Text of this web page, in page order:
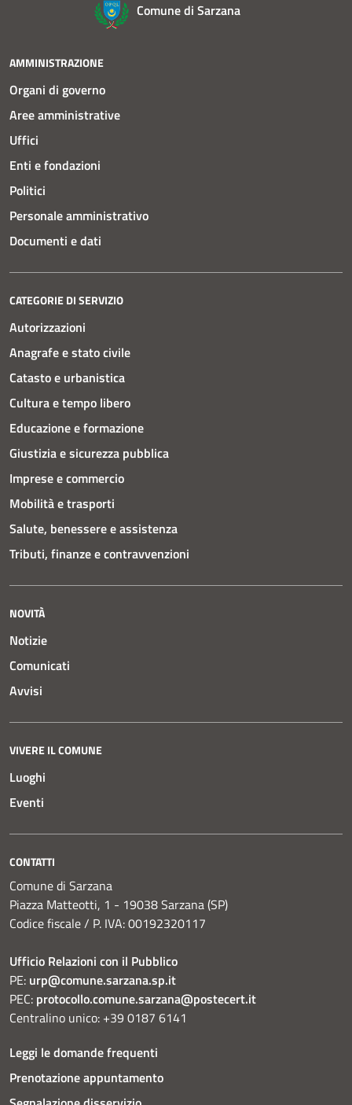
Comune di Sarzana
AMMINISTRAZIONE
Organi di governo
Aree amministrative
Uffici
Enti e fondazioni
Politici
Personale amministrativo
Documenti e dati
CATEGORIE DI SERVIZIO
Autorizzazioni
Anagrafe e stato civile
Catasto e urbanistica
Cultura e tempo libero
Educazione e formazione
Giustizia e sicurezza pubblica
Imprese e commercio
Mobilità e trasporti
Salute, benessere e assistenza
Tributi, finanze e contravvenzioni
NOVITÀ
Notizie
Comunicati
Avvisi
VIVERE IL COMUNE
Luoghi
Eventi
CONTATTI
Comune di Sarzana
Piazza Matteotti, 1 - 19038 Sarzana (SP)
Codice fiscale / P. IVA: 00192320117
Ufficio Relazioni con il Pubblico
PE: urp@comune.sarzana.sp.it
PEC: protocollo.comune.sarzana@postecert.it
Centralino unico: +39 0187 6141
Leggi le domande frequenti
Prenotazione appuntamento